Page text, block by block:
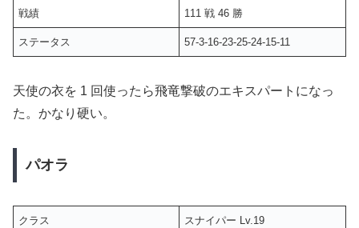
戦績 111 戦 46 勝
ステータス 57-3-16-23-25-24-15-11
天使の衣を 1 回使ったら飛竜撃破のエキスパートになっ
た。かなり硬い。
パオラ
クラス スナイパー Lv.19